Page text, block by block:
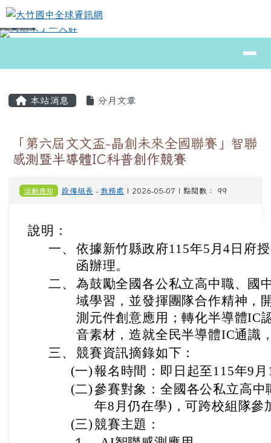
跳至主內容區
大竹國中全球資訊網
⏸
本站消息 分月文章
「第六屆文文盃-晶創未來全國聯賽」智聯
感測暨半導體IC科普創作競賽
活動通知 設備組長 - 教務處 | 2026-05-07 | 點閱數： 99
說明：
一、 依據新竹縣政府115年5月4日府
函辦理。
二、 為鼓勵全國各公私立高中職、國
域學習，並發揮團隊合作精神，
測元件創意應用；轉化半導體IC
音素材，造就全民半導體IC通識
三、 競賽資訊摘錄如下：
(一)報名時間：即日起至115年9
(二)參賽對象：全國各公私立高
年8月仍在學)，可跨校組隊參
(三)競賽主題：